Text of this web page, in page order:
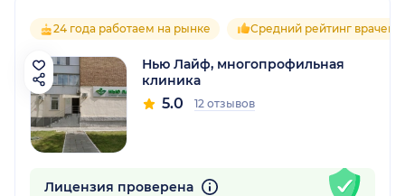
24 года работаем на рынке Средний рейтинг врачей
Нью Лайф, многопрофильная
клиника
5.0 12 отзывов
Лицензия проверена